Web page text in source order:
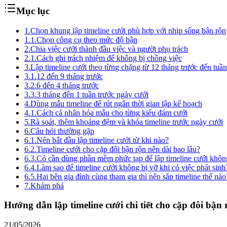
Mục lục
1.Chọn khung lập timeline cưới phù hợp với nhịp sống bận rộn
1.1.Chọn công cụ theo mức độ bận
2.Chia việc cưới thành đầu việc và người phụ trách
2.1.Cách ghi trách nhiệm để không bị chồng việc
3.Lập timeline cưới theo từng chặng từ 12 tháng trước đến
3.1.12 đến 9 tháng trước
3.2.6 đến 4 tháng trước
3.3.3 tháng đến 1 tuần trước ngày cưới
4.Dùng mẫu timeline để rút ngắn thời gian lập kế hoạch
4.1.Cách cá nhân hóa mẫu cho từng kiểu đám cưới
5.Rà soát, thêm khoảng đệm và khóa timeline trước ngày cưới
6.Câu hỏi thường gặp
6.1.Nên bắt đầu lập timeline cưới từ khi nào?
6.2.Timeline cưới cho cặp đôi bận rộn nên dài bao lâu?
6.3.Có cần dùng phần mềm phức tạp để lập timeline cưới
6.4.Làm sao để timeline cưới không bị vỡ khi có việc phát
6.5.Hai bên gia đình cùng tham gia thì nên sắp timeline thế
7.Khám phá
Hướng dẫn lập timeline cưới chi tiết cho cặp đôi bận
21/05/2026